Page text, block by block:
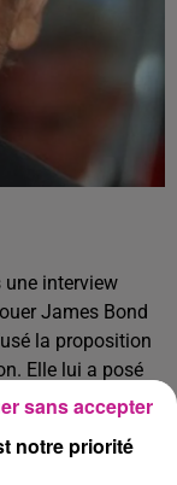
une interview
James Bond
la proposition
Elle lui a posé
Bond, elle
jalouse et que
notre priorité
sans accepter